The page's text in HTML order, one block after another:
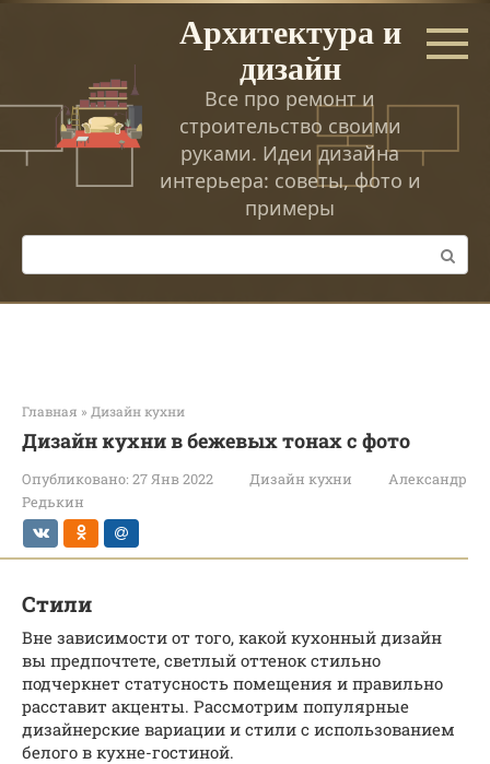
Перейти
Архитектура и
дизайн
Все про ремонт и
строительство своими
руками. Идеи дизайна
интерьера: советы, фото и
примеры
Поиск:
Главная » Дизайн кухни
Дизайн кухни в бежевых тонах с фото
Опубликовано: 27 Янв 2022 Дизайн кухни
Александр
Редькин
Стили
Вне зависимости от того, какой кухонный дизайн
вы предпочтете, светлый оттенок стильно
подчеркнет статусность помещения и правильно
расставит акценты. Рассмотрим популярные
дизайнерские вариации и стили с использованием
белого в кухне-гостиной.